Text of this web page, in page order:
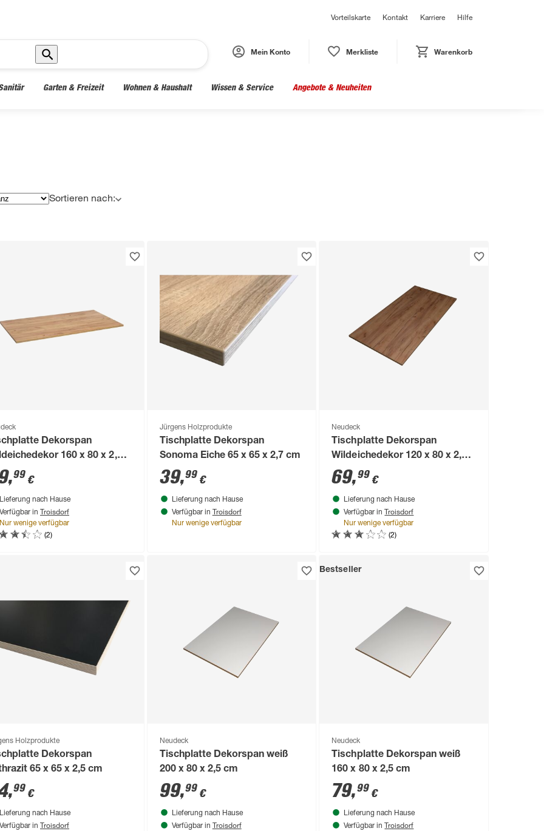
Vorteilskarte Kontakt Karriere Hilfe
Mein Konto Merkliste Warenkorb
Garten & Freizeit Wohnen & Haushalt Wissen & Service Angebote & Neuheiten
Sortieren nach:
Dekorspan
160 x 80 x 2,5
,99 €
Lieferung nach Hause
Verfügbar in Troisdorf
Nur wenige verfügbar
(2)
Jürgens Holzprodukte
Tischplatte Dekorspan
Sonoma Eiche 65 x 65 x 2,7 cm
39,99€
Lieferung nach Hause
Verfügbar in Troisdorf
Nur wenige verfügbar
Neudeck
Tischplatte Dekorspan
Wildeichedekor 120 x 80 x 2,5
cm
69,99 €
Lieferung nach Hause
Verfügbar in Troisdorf
Nur wenige verfügbar
(2)
Holzprodukte
Dekorspan
65 x 65 x 2,5 cm
,99 €
Lieferung nach Hause
Verfügbar in Troisdorf
Neudeck
Tischplatte Dekorspan weiß
200 x 80 x 2,5 cm
99,99€
Lieferung nach Hause
Verfügbar in Troisdorf
Bestseller
Neudeck
Tischplatte Dekorspan weiß
160 x 80 x 2,5 cm
79,99 €
Lieferung nach Hause
Verfügbar in Troisdorf